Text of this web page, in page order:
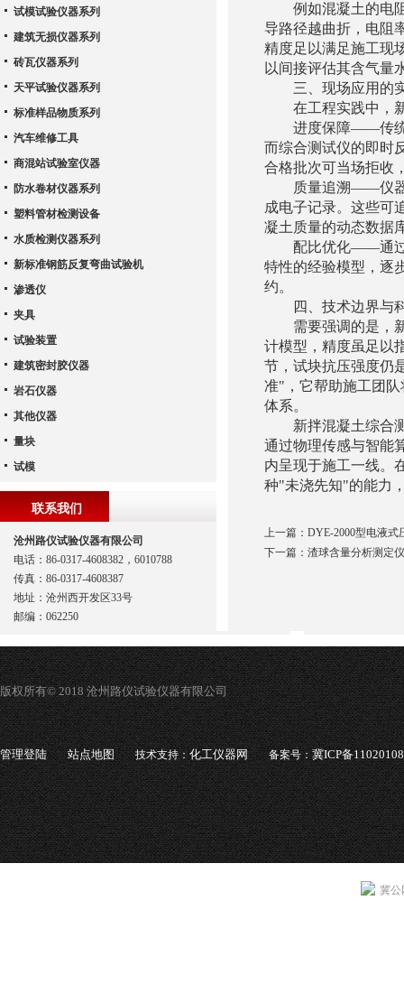
例如混凝土的电阻
导路径越曲折，电阻
精度足以满足施工现
以间接评估其含气量
三、现场应用的
在工程实践中，新
进度保障——传统试
而综合测试仪的即时
合格批次可当场拒收
质量追溯——仪器通
成电子记录。这些可
凝土质量的动态数据
配比优化——通过积
特性的经验模型，逐
约。
四、技术边界与
需要强调的是，新
计模型，精度虽足以
节，试块抗压强度仍
准"，它帮助施工团
体系。
新拌混凝土综合测
通过物理传感与智能
内呈现于施工一线。
种"未浇先知"的能力
上一篇： DYE-2000型电液式
下一篇： 渣球含量分析测定
试模试验仪器系列
建筑无损仪器系列
砖瓦仪器系列
天平试验仪器系列
标准样品物质系列
汽车维修工具
商混站试验室仪器
防水卷材仪器系列
塑料管材检测设备
水质检测仪器系列
新标准钢筋反复弯曲试验机
渗透仪
夹具
试验装置
建筑密封胶仪器
岩石仪器
其他仪器
量块
试模
联系我们
沧州路仪试验仪器有限公司
电话：86-0317-4608382，6010788
传真：86-0317-4608387
地址：沧州西开发区33号
邮编：062250
版权所有© 2018 沧州路仪试验仪器有限公司
管理登陆 站点地图 技术支持：化工仪器网 备案号：冀ICP备
冀公